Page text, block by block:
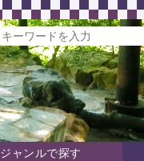
ジャンルで探す